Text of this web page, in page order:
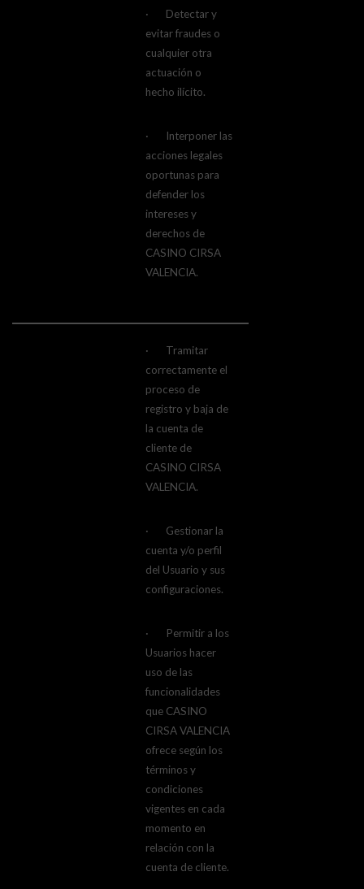
· Detectar y
evitar fraudes o
cualquier otra
actuación o
hecho ilícito.
· Interponer las
acciones legales
oportunas para
defender los
intereses y
derechos de
CASINO CIRSA
VALENCIA.
· Tramitar
correctamente el
proceso de
registro y baja de
la cuenta de
cliente de
CASINO CIRSA
VALENCIA.
· Gestionar la
cuenta y/o perfil
del Usuario y sus
configuraciones.
· Permitir a los
Usuarios hacer
uso de las
funcionalidades
que CASINO
CIRSA VALENCIA
ofrece según los
términos y
condiciones
vigentes en cada
momento en
relación con la
cuenta de cliente.